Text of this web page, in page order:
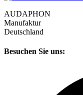
AUDAPHON
Manufaktur
Deutschland
Besuchen Sie uns: